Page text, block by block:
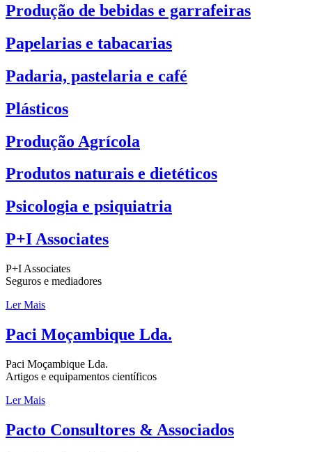
Produção de bebidas e garrafeiras
Papelarias e tabacarias
Padaria, pastelaria e café
Plásticos
Produção Agrícola
Produtos naturais e dietéticos
Psicologia e psiquiatria
P+I Associates
P+I Associates
Seguros e mediadores
Ler Mais
Paci Moçambique Lda.
Paci Moçambique Lda.
Artigos e equipamentos científicos
Ler Mais
Pacto Consultores & Associados